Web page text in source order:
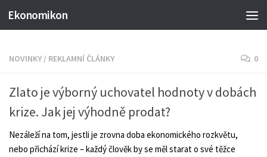
Ekonomikon
NOVINKY / REKLAMNÍ ČLÁNKY 0
Zlato je výborný uchovatel hodnoty v dobách
krize. Jak jej výhodně prodat?
Nezáleží na tom, jestli je zrovna doba ekonomického rozkvětu,
nebo přichází krize – každý člověk by se měl starat o své těžce